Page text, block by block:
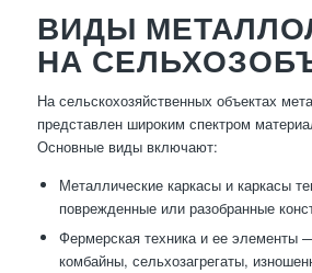
ВИДЫ
НА
На сельскохозяйственных объектах
представлен широким спектром
Основные виды включают:
Металлические каркасы и каркасы
поврежденные или разобранные
Фермерская техника и ее элементы
комбайны, сельхозагрегаты,